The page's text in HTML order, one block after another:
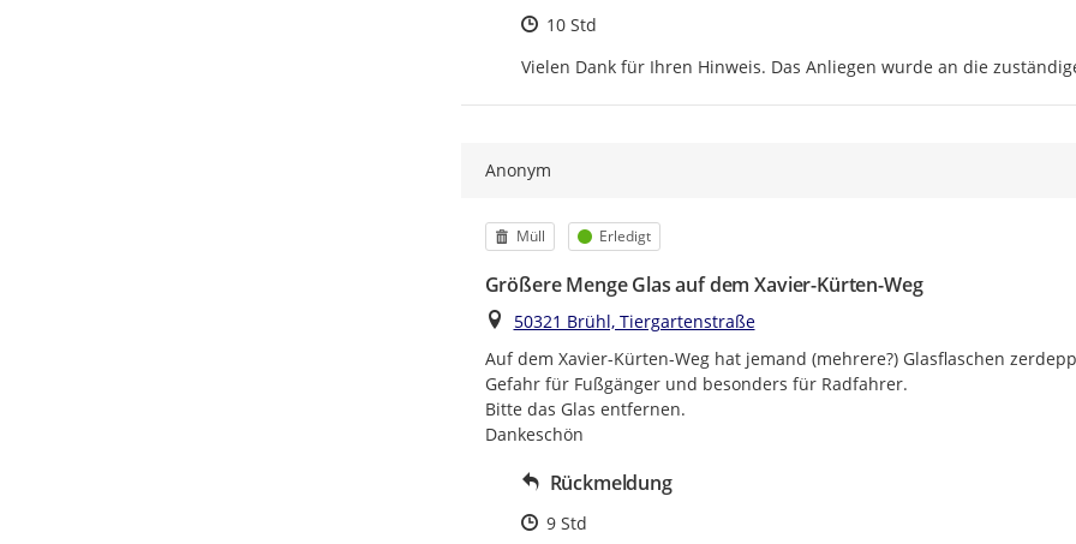
Zeitpunkt des Erstellens
10 Std
Vielen Dank für Ihren Hinweis. Das Anliegen wurde an die
Anonym
Kategorie
Müll Status
Erledigt
Größere Menge Glas auf dem Xavier-Kürten-Weg
Ort
50321 Brühl, Tiergartenstraße
Auf dem Xavier-Kürten-Weg hat jemand (mehrere?) Glasflaschen
Gefahr für Fußgänger und besonders für Radfahrer.
Bitte das Glas entfernen.
Dankeschön
Rückmeldung
Zeitpunkt des Erstellens
9 Std